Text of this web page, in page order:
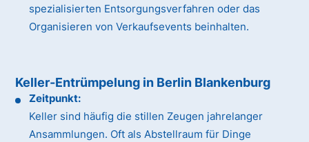
spezialisierten Entsorgungsverfahren oder das
Organisieren von Verkaufsevents beinhalten.
Keller-Entrümpelung in Berlin Blankenburg
Zeitpunkt:
Keller sind häufig die stillen Zeugen jahrelanger
Ansammlungen. Oft als Abstellraum für Dinge